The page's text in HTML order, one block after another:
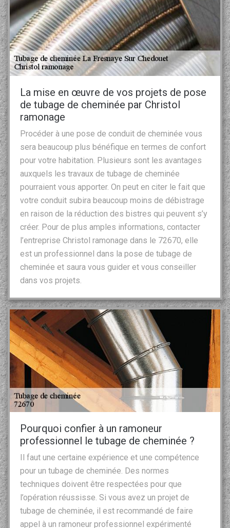
La mise en œuvre de vos projets de pose
de tubage de cheminée par Christol
ramonage
Procéder à une pose de conduit de cheminée vous
sera beaucoup plus bénéfique en termes de confort
pour votre habitation. Plusieurs sont les avantages
auxquels les travaux de tubage de cheminée
pourraient vous apporter. On peut en citer le fait que
votre conduit subira beaucoup moins de débistrage
en raison de la réduction des bistres qui peuvent s’y
créer. Pour de plus amples informations, contacter
l’entreprise Christol ramonage dans le 72670, elle
est un professionnel dans la pose de tubage de
cheminée et saura vous guider et vous conseiller
dans vos projets.
Pourquoi confier à un ramoneur
professionnel le tubage de cheminée ?
Il faut une certaine expérience et une compétence
pour un tubage de cheminée. Des normes
techniques doivent être respectées pour que
l’opération réussisse. Si vous avez un projet de
tubage de cheminée, il est recommandé de faire
appel à un ramoneur professionnel expérimenté